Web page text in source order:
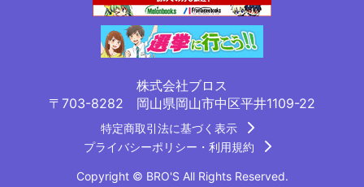
株式会社ブロス
〒703-8282 岡山県岡山市中区平井1109-22
Copyright © BRO'S All Rights Reserved.
特定商取引法に基づく表示
プライバシーポリシー・利用規約